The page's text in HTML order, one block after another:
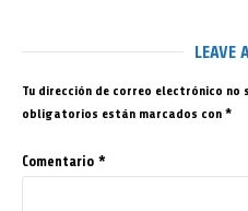
LEAVE
Tu dirección de correo electrónico no
obligatorios están marcados con *
Comentario *